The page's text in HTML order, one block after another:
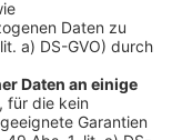
und